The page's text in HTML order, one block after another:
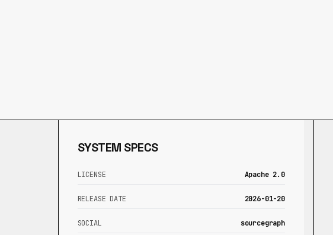
SYSTEM SPECS
LICENSE Apache 2.0
RELEASE DATE 2026-01-20
SOCIAL sourcegraph